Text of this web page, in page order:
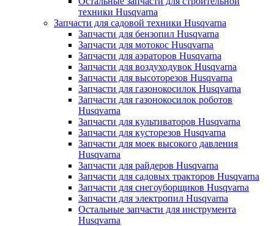
техники Husqvarna
Запчасти для садовой техники Husqvarna
Запчасти для бензопил Husqvarna
Запчасти для мотокос Husqvarna
Запчасти для аэраторов Husqvarna
Запчасти для воздуходувок Husqvarna
Запчасти для высоторезов Husqvarna
Запчасти для газонокосилок Husqvarna
Запчасти для газонокосилок роботов
Husqvarna
Запчасти для культиваторов Husqvarna
Запчасти для кусторезов Husqvarna
Запчасти для моек высокого давления
Husqvarna
Запчасти для райдеров Husqvarna
Запчасти для садовых тракторов Husqvarna
Запчасти для снегоуборщиков Husqvarna
Запчасти для электропил Husqvarna
Остальные запчасти для инструмента
Husqvarna